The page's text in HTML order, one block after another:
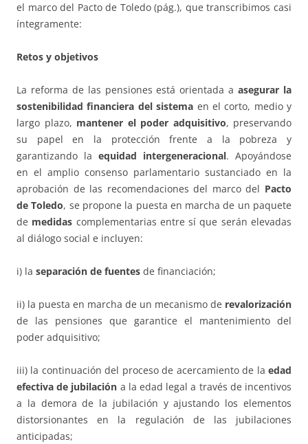
el marco del Pacto de Toledo (pág.), que transcribimos casi
íntegramente:
Retos y objetivos
La reforma de las pensiones está orientada aasegurar la
sostenibilidad financiera del sistema en el corto, medio y
largo plazo, mantener el poder adquisitivo, preservando
su papel en la protección frente a la pobreza y
garantizando la equidad intergeneracional. Apoyándose
en el amplio consenso parlamentario sustanciado en la
aprobación de las recomendaciones del marco del Pacto
de Toledo, se propone la puesta en marcha de un paquete
de medidas complementarias entre sí que serán elevadas
al diálogo social e incluyen:
i) la separación de fuentes de financiación;
ii) la puesta en marcha de un mecanismo de revalorización
de las pensiones que garantice el mantenimiento del
poder adquisitivo;
iii) la continuación del proceso de acercamiento de la edad
efectiva de jubilación a la edad legal a través de incentivos
a la demora de la jubilación y ajustando los elementos
distorsionantes en la regulación de las jubilaciones
anticipadas;